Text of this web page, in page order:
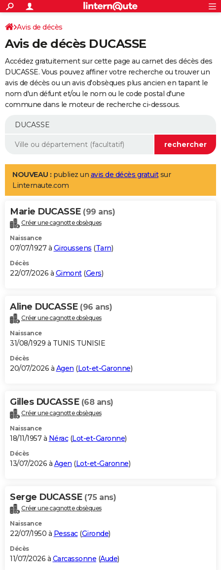
ACTUALITÉS
Politique
Société
Faits Divers
Education
Monde
Villes
+
SPORT
Coupe du monde 2026
Football
Tennis
Cyclisme
Rugby
Forum
Programme TV
TNT
Streaming
Cinéma
Sorties cinéma
Musique
+
FINANCE
Retraite
Epargne
Immobilier
Risques naturels par ville
Banque
Assurance
AUTO
Essais
Réserver un essai
Citadines
Berlines
SUV
Forum auto
+
Mobiles
Meilleur smartphone
Internet
Ordinateurs
Jeux vidéo
Guide high-tech
Aménagement intérieur
LIFESTYLE
Art de vivre
Bien-être
Loisirs
Mode
Modes de vie
Alimentation
Guide de la santé
Maladies
Médicaments
Sommeil
VOYAGE
Destinations
City break
Voyage nature
Voyage de noces
Forum
Climat
+PHOTO
GUIDES D'ACHAT
BONS PLANS
Carte de Noël
Carte Bonne année
Carte Saint-Valentin
Carte Pâques
Carte d'anniversaire
DICTIONNAIRE
Dictionnaire
Biographies
Citations
Expressions
Proverbes
PROGRAMME TV
S'inscrire
Se connecter
Lycées
Collèges
Primaires
Universités
Entreprises
Service militaire
Avis de recherche
AVIS DE DÉCÈS
Bricolage
Lifestyle
Culture
Sport
Auto
Television
Voyage
Cinema
Avis de décès
Avis de décès DUCASSE
Accédez gratuitement sur cette page au carnet des décès des
DUCASSE. Vous pouvez affiner votre recherche ou trouver un
avis de décès ou un avis d'obsèques plus ancien en tapant le
nom d'un défunt et/ou le nom ou le code postal d'une
commune dans le moteur de recherche ci-dessous.
NOUVEAU : publiez un avis de décès gratuitsur
Linternaute.com
Marie DUCASSE (99 ans)
Créer une cagnotte obsèques
Naissance
07/07/1927 à Giroussens (Tarn)
Décès
22/07/2026 à Gimont(Gers)
Aline DUCASSE (96 ans)
Créer une cagnotte obsèques
Naissance
31/08/1929 à TUNIS TUNISIE
Décès
20/07/2026 à Agen (Lot-et-Garonne)
Gilles DUCASSE (68 ans)
Créer une cagnotte obsèques
Naissance
18/11/1957 à Nérac(Lot-et-Garonne)
Décès
13/07/2026 à Agen (Lot-et-Garonne)
Serge DUCASSE (75 ans)
Créer une cagnotte obsèques
Naissance
22/07/1950 à Pessac(Gironde)
Décès
11/07/2026 à Carcassonne (Aude)